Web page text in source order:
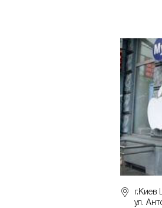
г.Киев
ул.